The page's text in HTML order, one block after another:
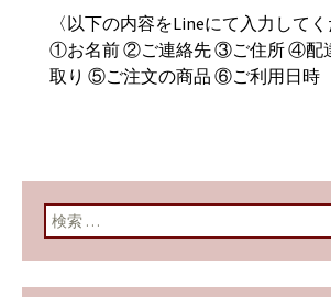
〈以下の内容をLineにて入力してく
①お名前 ②ご連絡先 ③ご住所 ④配
取り ⑤ご注文の商品 ⑥ご利用日時
検索: